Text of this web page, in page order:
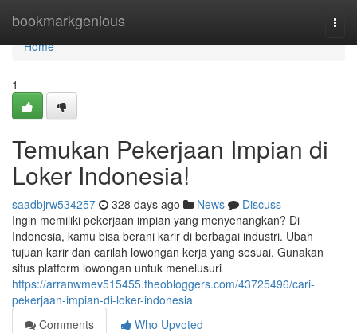
bookmarkgenious
Home
Home
1
Temukan Pekerjaan Impian di
Loker Indonesia!
saadbjrw534257 328 days ago News
Discuss
Ingin memiliki pekerjaan impian yang menyenangkan? Di
Indonesia, kamu bisa berani karir di berbagai industri. Ubah
tujuan karir dan carilah lowongan kerja yang sesuai. Gunakan
situs platform lowongan untuk menelusuri
https://arranwmev515455.theobloggers.com/43725496/cari-
pekerjaan-impian-di-loker-indonesia
Comments
Who Upvoted